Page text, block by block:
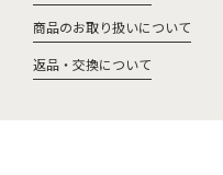
商品のお取り扱いについて
返品・交換について